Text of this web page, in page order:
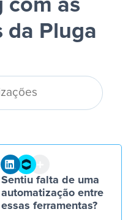
com as
da Pluga
Sentiu falta de uma
automatização entre
essas ferramentas?